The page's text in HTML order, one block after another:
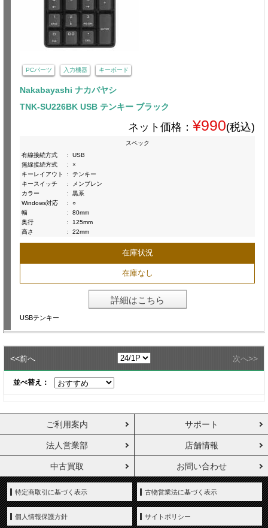
PCパーツ 入力機器 キーボード
Nakabayashi ナカバヤシ
TNK-SU226BK USB テンキー ブラック
ネット価格： ¥990(税込)
スペック
有線接続方式
:
USB
無線接続方式
:
×
キーレイアウト
:
テンキー
キースイッチ
:
メンブレン
カラー
:
黒系
Windows対応
:
○
幅
:
80mm
奥行
:
125mm
高さ
: 22mm
在庫状況
在庫なし
詳細はこちら
USBテンキー
<<前へ 次へ>>
並べ替え：
ご利用案内 サポート
法人営業部 店舗情報
中古買取 お問い合わせ
特定商取引に基づく表示 古物営業法に基づく表示
個人情報保護方針 サイトポリシー